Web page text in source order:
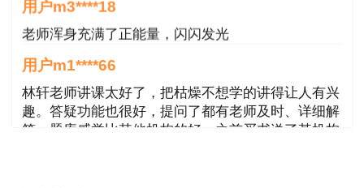
老师浑身充满了正能量，闪闪发光
用户m1****66
林轩老师讲课太好了，把枯燥不想学的讲得让人有兴
趣。答疑功能也很好，提问了都有老师及时、详细解
答。题库感觉比其他机构的好，之前买书送了某机构
的做题权限，好多题还是旧教材里的